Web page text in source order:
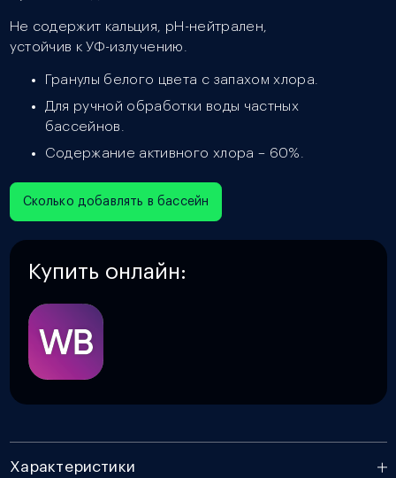
Не содержит кальция, рН-нейтрален,
устойчив к УФ-излучению.
Гранулы белого цвета с запахом хлора.
Для ручной обработки воды частных
бассейнов.
Содержание активного хлора – 60%.
Сколько добавлять в бассейн
Купить онлайн:
Характеристики